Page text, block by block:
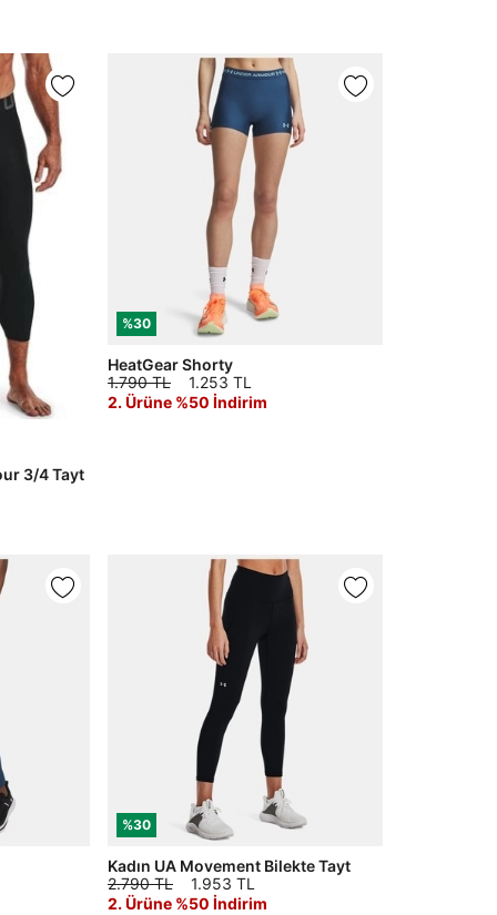
3/4 Tayt
%30
HeatGear Shorty
1.790 TL
1.253 TL
2. Ürüne %50 İndirim
%30
Kadın UA Movement Bilekte Tayt
2.790 TL
1.953 TL
2. Ürüne %50 İndirim